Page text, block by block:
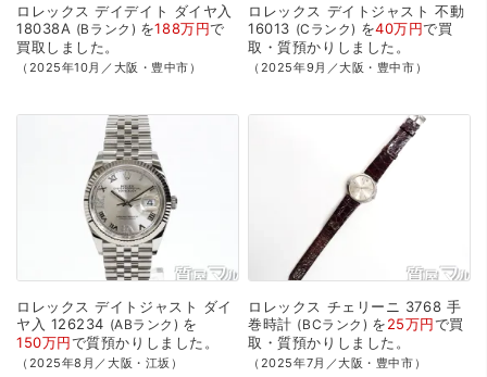
ロレックス デイデイト ダイヤ入
18038A
Bランク を188万円で
買取 しました。
（2025年10月／大阪・豊中市）
ロレックス デイトジャスト 不動
16013
Cランク を40万円で買
取・質預かり しました。
（2025年9月／大阪・豊中市）
ロレックス デイトジャスト ダイ
ヤ入 126234 ABランク
を
150万円で質預かり しました。
（2025年8月／大阪・江坂）
ロレックス チェリーニ 3768 手
巻時計
BCランク を25万円で買
取・質預かり しました。
（2025年7月／大阪・豊中市）